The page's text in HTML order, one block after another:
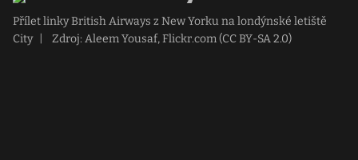
Přílet linky British Airways z New Yorku na londýnské letiště
City
Zdroj: Aleem Yousaf, Flickr.com (CC BY-SA 2.0)